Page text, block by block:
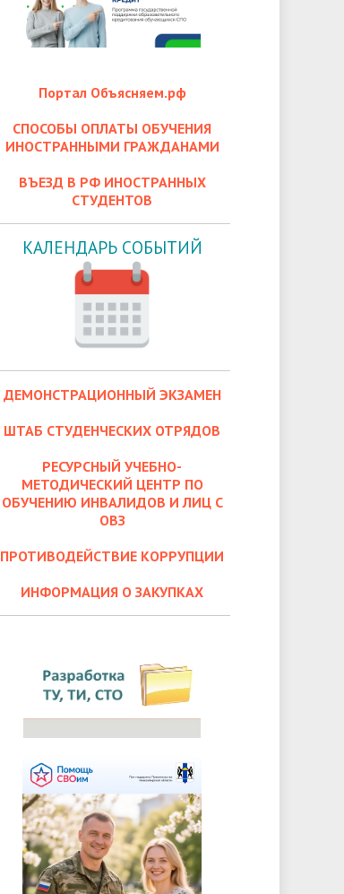
Портал Объясняем.рф
СПОСОБЫ ОПЛАТЫ ОБУЧЕНИЯ
ИНОСТРАННЫМИ ГРАЖДАНАМИ
ВЪЕЗД В РФ ИНОСТРАННЫХ
СТУДЕНТОВ
КАЛЕНДАРЬ СОБЫТИЙ
ДЕМОНСТРАЦИОННЫЙ ЭКЗАМЕН
ШТАБ СТУДЕНЧЕСКИХ ОТРЯДОВ
РЕСУРСНЫЙ УЧЕБНО-
МЕТОДИЧЕСКИЙ ЦЕНТР ПО
ОБУЧЕНИЮ ИНВАЛИДОВ И ЛИЦ С
ОВЗ
ПРОТИВОДЕЙСТВИЕ КОРРУПЦИИ
ИНФОРМАЦИЯ О ЗАКУПКАХ